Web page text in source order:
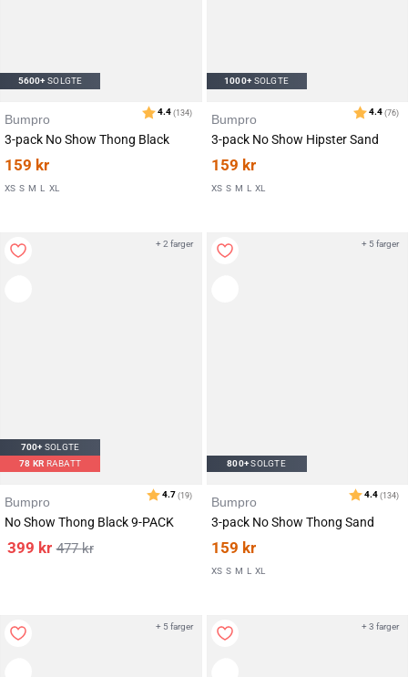
Karakter:
4.3(182)av 5 mulige
5600+SOLGTE
Bumpro
3-pack No Show Thong Black
159 kr
XS S M L XL
1000+SOLGTE
Bumpro
3-pack No Show Hipster Sand
159 kr
XS S M L XL
700+SOLGTE
78 KR RABATT
Bumpro
No Show Thong Black 9-PACK
477kr
399 kr
+ 2 farger
800+SOLGTE
Bumpro
3-pack No Show Thong Sand
159 kr
XS S M L XL
+ 5 farger
+ 5 farger + 3 farger